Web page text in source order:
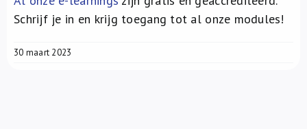
Schrijf je in en krijg toegang tot al onze modules!
30 maart 2023